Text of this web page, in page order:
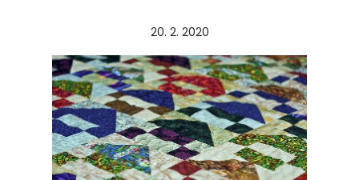
P
o
s
t
e
d
o
20. 2. 2020
.
5
.
2
0
2